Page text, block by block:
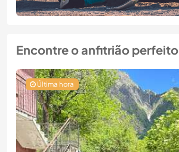
Encontre o anfitrião perfeito
Última hora